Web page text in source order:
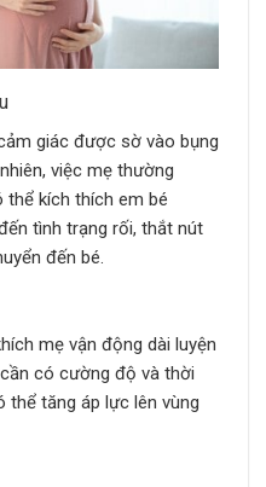
giác được sờ vào bụng
việc mẹ thường
thể kích thích em bé
tình trạng rối, thắt nút
đến bé.
mẹ vận động dài luyện
có cường độ và thời
thể tăng áp lực lên vùng